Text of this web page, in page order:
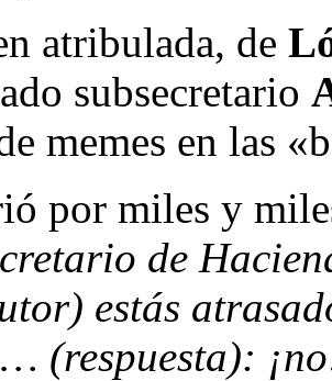
atribulada, de
subsecretario
memes en las
por miles y
de
estás
(respuesta):